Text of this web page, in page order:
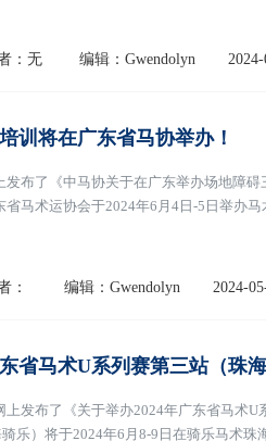
精准的
：无 编辑：Gwendolyn
训将在广东省马协举办！
布了《中马协关于在广东举办场地障
马术运协会于2024年6月4日-5日举办
： 编辑：Gwendolyn 2024-
省马术U系列赛第三站（珠
上发布了《关于举办2024年广东省马术
乐）将于2024年6月8-9日在骑乐马术